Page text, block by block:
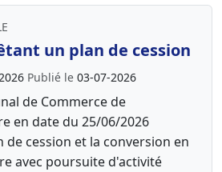
un plan de cession
Publié le 03-07-2026
de Commerce de
en date du 25/06/2026
cession et la conversion en
avec poursuite d'activité